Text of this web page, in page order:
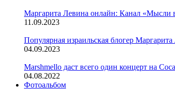
Маргарита Левина онлайн: Канал «Мысли
11.09.2023
Популярная израильская блогер
04.09.2023
Marshmello даст всего один концерт на
04.08.2022
Фотоальбом